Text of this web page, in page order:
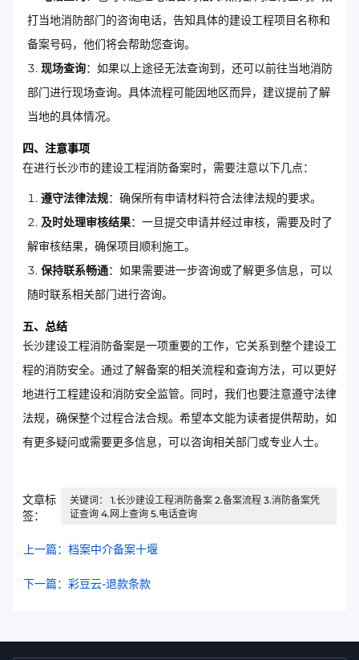
打当地消防部门的咨询电话，告知具体的建设工程项目名称和
备案号码，他们将会帮助您查询。
现场查询：如果以上途径无法查询到，还可以前往当地消防
部门进行现场查询。具体流程可能因地区而异，建议提前了解
当地的具体情况。
四、注意事项
在进行长沙市的建设工程消防备案时，需要注意以下几点：
遵守法律法规：确保所有申请材料符合法律法规的要求。
及时处理审核结果：一旦提交申请并经过审核，需要及时了
解审核结果，确保项目顺利施工。
保持联系畅通：如果需要进一步咨询或了解更多信息，可以
随时联系相关部门进行咨询。
五、总结
长沙建设工程消防备案是一项重要的工作，它关系到整个建设工
程的消防安全。通过了解备案的相关流程和查询方法，可以更好
地进行工程建设和消防安全监管。同时，我们也要注意遵守法律
法规，确保整个过程合法合规。希望本文能为读者提供帮助，如
有更多疑问或需要更多信息，可以咨询相关部门或专业人士。
文章标
签：
关键词： 1.长沙建设工程消防备案 2.备案流程 3.消防备案凭
证查询 4.网上查询 5.电话查询
上一篇：档案中介备案十堰
下一篇：彩豆云-退款条款